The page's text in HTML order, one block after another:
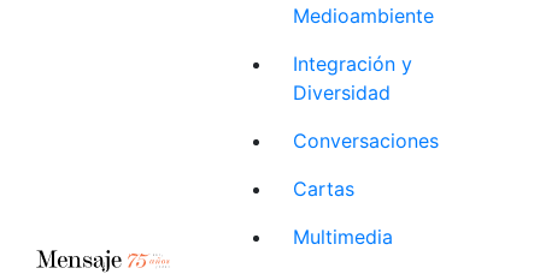
Medioambiente
Integración y
Diversidad
Conversaciones
Cartas
Multimedia